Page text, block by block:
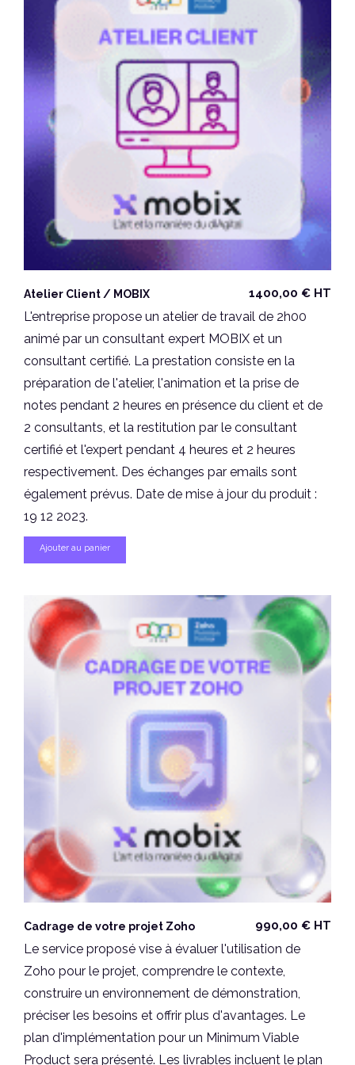
Atelier Client / MOBIX 1400,00 € HT
L'entreprise propose un atelier de travail de 2h00
animé par un consultant expert MOBIX et un
consultant certifié. La prestation consiste en la
préparation de l'atelier, l'animation et la prise de
notes pendant 2 heures en présence du client et de
2 consultants, et la restitution par le consultant
certifié et l'expert pendant 4 heures et 2 heures
respectivement. Des échanges par emails sont
également prévus. Date de mise à jour du produit :
19 12 2023.
Ajouter au panier
Cadrage de votre projet Zoho 990,00 € HT
Le service proposé vise à évaluer l'utilisation de
Zoho pour le projet, comprendre le contexte,
construire un environnement de démonstration,
préciser les besoins et offrir plus d'avantages. Le
plan d'implémentation pour un Minimum Viable
Product sera présenté. Les livrables incluent le plan